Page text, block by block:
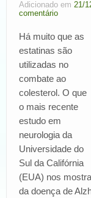
Adicionado em 21/
comentário
Há muito que as
estatinas são
utilizadas no
combate ao
colesterol. O que
o mais recente
estudo em
neurologia da
Universidade do
Sul da Califórnia
(EUA) nos
da doença de